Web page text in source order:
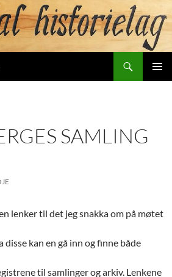
SAMLING
lenker til det jeg snakka om på møtet
kan en gå inn og finne både
til samlinger og arkiv. Lenkene